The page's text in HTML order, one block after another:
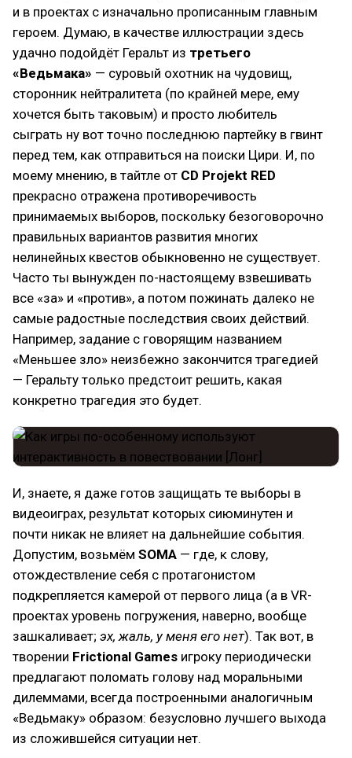
и в проектах с изначально прописанным главным
героем. Думаю, в качестве иллюстрации здесь
удачно подойдёт Геральт из третьего
«Ведьмака» — суровый охотник на чудовищ,
сторонник нейтралитета (по крайней мере, ему
хочется быть таковым) и просто любитель
сыграть ну вот точно последнюю партейку в гвинт
перед тем, как отправиться на поиски Цири. И, по
моему мнению, в тайтле от CD Projekt RED
прекрасно отражена противоречивость
принимаемых выборов, поскольку безоговорочно
правильных вариантов развития многих
нелинейных квестов обыкновенно не существует.
Часто ты вынужден по-настоящему взвешивать
все «за» и «против», а потом пожинать далеко не
самые радостные последствия своих действий.
Например, задание с говорящим названием
«Меньшее зло» неизбежно закончится трагедией
— Геральту только предстоит решить, какая
конкретно трагедия это будет.
И, знаете, я даже готов защищать те выборы в
видеоиграх, результат которых сиюминутен и
почти никак не влияет на дальнейшие события.
Допустим, возьмём SOMA — где, к слову,
отождествление себя с протагонистом
подкрепляется камерой от первого лица (а в VR-
проектах уровень погружения, наверно, вообще
зашкаливает; эх, жаль, у меня его нет). Так вот, в
творении Frictional Games игроку периодически
предлагают поломать голову над моральными
дилеммами, всегда построенными аналогичным
«Ведьмаку» образом: безусловно лучшего выхода
из сложившейся ситуации нет.